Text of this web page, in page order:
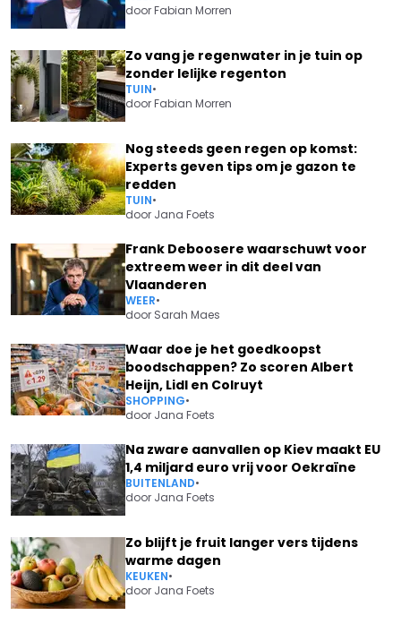
doorFabian Morren
Zo vang je regenwater in je tuin op
zonder lelijke regenton
TUIN•
doorFabian Morren
Nog steeds geen regen op komst:
Experts geven tips om je gazon te
redden
TUIN•
door Jana Foets
Frank Deboosere waarschuwt voor
extreem weer in dit deel van
Vlaanderen
WEER•
door Sarah Maes
Waar doe je het goedkoopst
boodschappen? Zo scoren Albert
Heijn, Lidl en Colruyt
SHOPPING•
door Jana Foets
Na zware aanvallen op Kiev maakt EU
1,4 miljard euro vrij voor Oekraïne
BUITENLAND•
door Jana Foets
Zo blijft je fruit langer vers tijdens
warme dagen
KEUKEN•
door Jana Foets